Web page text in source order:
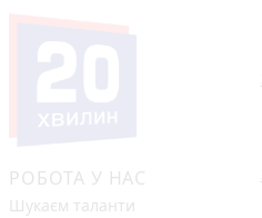
РОБОТА У НАС
Шукаєм таланти